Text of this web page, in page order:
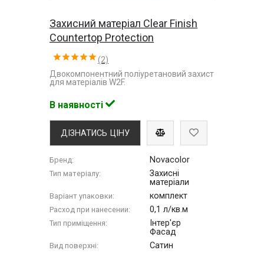
Захисний матеріал Clear Finish
Countertop Protection
(2)
Двокомпонентний поліуретановий захист
для матеріалів W2F.
В наявності
ДІЗНАТИСЬ ЦІНУ
Бренд: Novacolor
Тип матеріалу:
Захисні
матеріали
Варіант упаковки: комплект
Расход при нанесении: 0,1 л/кв.м
Тип приміщення:
Інтер'єр
Фасад
Вид поверхні: Сатин